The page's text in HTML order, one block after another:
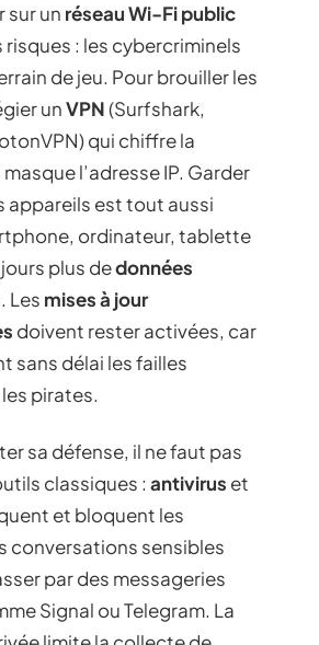
sur un réseau Wi-Fi public
: les cybercriminels
de jeu. Pour brouiller les
unVPN(Surfshark,
qui chiffre la
l’adresse IP. Garder
appareils est tout aussi
ordinateur, tablette
plus dedonnées
. Les mises à jour
doivent rester activées, car
sans délai les failles
pirates.
sa défense, il ne faut pas
classiques : antivirus et
et bloquent les
conversations sensibles
par des messageries
Signal ou Telegram. La